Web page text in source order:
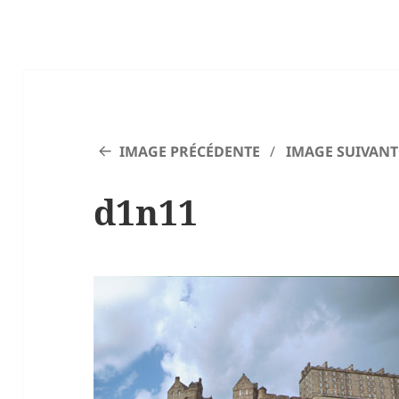
IMAGE PRÉCÉDENTE IMAGE
d1n11